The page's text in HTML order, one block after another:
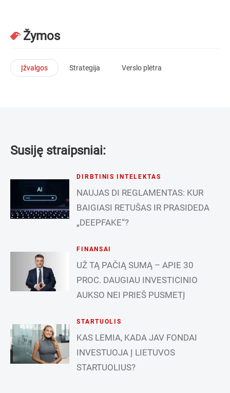
Žymos
Įžvalgos Strategija Verslo plėtra
Susiję straipsniai:
DIRBTINIS INTELEKTAS
NAUJAS DI REGLAMENTAS: KUR
BAIGIASI RETUŠAS IR PRASIDEDA
„DEEPFAKE“?
FINANSAI
UŽ TĄ PAČIĄ SUMĄ – APIE 30
PROC. DAUGIAU INVESTICINIO
AUKSO NEI PRIEŠ PUSMETĮ
STARTUOLIS
KAS LEMIA, KADA JAV FONDAI
INVESTUOJA Į LIETUVOS
STARTUOLIUS?